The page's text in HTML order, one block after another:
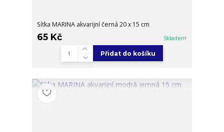
Síťka MARINA akvarijní černá 20 x 15 cm
65 Kč Skladem
Přidat do košíku